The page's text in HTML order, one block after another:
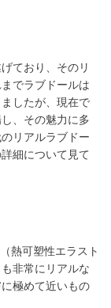
ており、そのリ
でラブドールは
したが、現在で
、その魅力に多
リアルラブドー
細について見て
熱可塑性エラスト
非常にリアルな
極めて近いもの